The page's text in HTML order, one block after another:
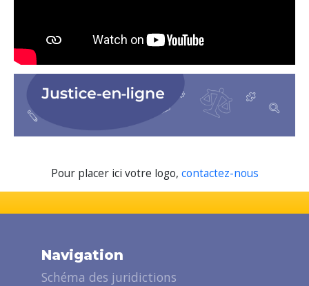
Pour placer ici votre logo, contactez-nous
Navigation
Schéma des juridictions